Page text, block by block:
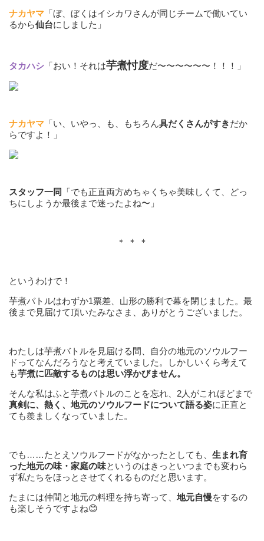
ナカヤマ 「ぼ、ぼくはイシカワさんが同じチームで働いてい
るから仙台にしました」
タカハシ 「おい！それは芋煮忖度だ〜〜〜〜〜〜！！！」
ナカヤマ 「い、いやっ、も、もちろん具だくさんがすきだか
らですよ！」
スタッフ一同
「でも正直両方めちゃくちゃ美味しくて、どっ
ちにしようか最後まで迷ったよね〜」
＊ ＊ ＊
というわけで！
芋煮バトルはわずか1票差、山形の勝利で幕を閉じました。最
後まで見届けて頂いたみなさま、ありがとうございました。
わたしは芋煮バトルを見届ける間、自分の地元のソウルフー
ドってなんだろうなと考えていました。しかしいくら考えて
も芋煮に匹敵するものは思い浮かびません。
そんな私はふと芋煮バトルのことを忘れ、2人がこれほどまで
真剣に、熱く、 地元のソウルフードについて語る姿に正直と
ても羨ましくなっていました。
でも……たとえソウルフードがなかったとしても、 生まれ育
った地元の味・家庭の味というのはきっといつまでも変わら
ず私たちをほっとさせてくれるものだと思います。
たまには仲間と地元の料理を持ち寄って、 地元自慢をするの
も楽しそうですよね😊